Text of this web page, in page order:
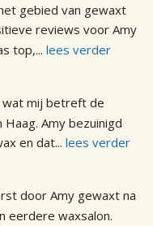
gebied van gewaxt
reviews voor Amy
top,... lees verder
wat mij betreft de
Amy bezuinigd
en dat... lees verder
door Amy gewaxt na
eerdere waxsalon.